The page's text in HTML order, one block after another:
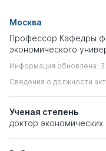
Москва
Профессор Кафедры
экономического
Информация обновлена:
Сведения о должности
Ученая степень
доктор экономических